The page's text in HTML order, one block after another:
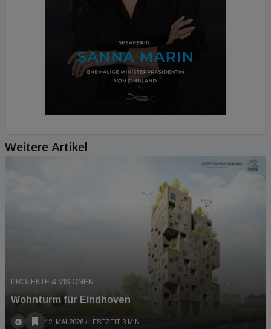
Weitere Artikel
PROJEKTE & VISIONEN
Wohnturm für Eindhoven
12. MAI 2026 / LESEZEIT 3 MIN